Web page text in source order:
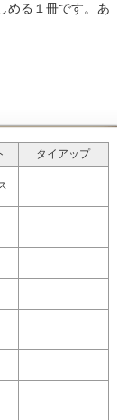
める１冊です。あ
タイアップ